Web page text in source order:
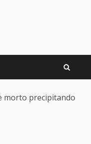
morto precipitando